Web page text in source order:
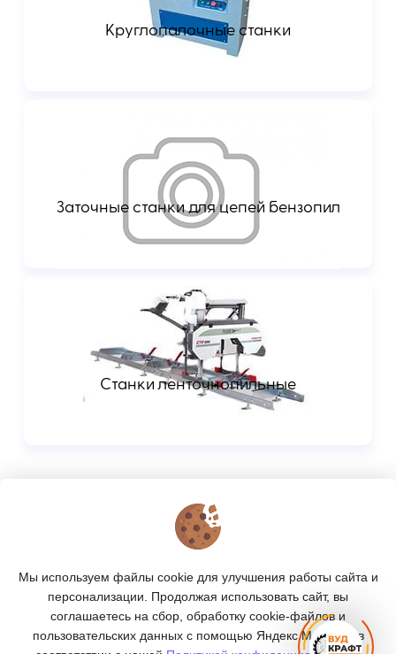
Круглопалочные станки
Заточные станки для цепей бензопил
Станки ленточнопильные
КАТАЛОГ
ПОДПИСКА
Мы используем файлы cookie для улучшения работы сайта и
персонализации. Продолжая использовать сайт, вы
соглашаетесь на сбор, обработку cookie-файлов и
пользовательских данных с помощью Яндекс.Метрика, в